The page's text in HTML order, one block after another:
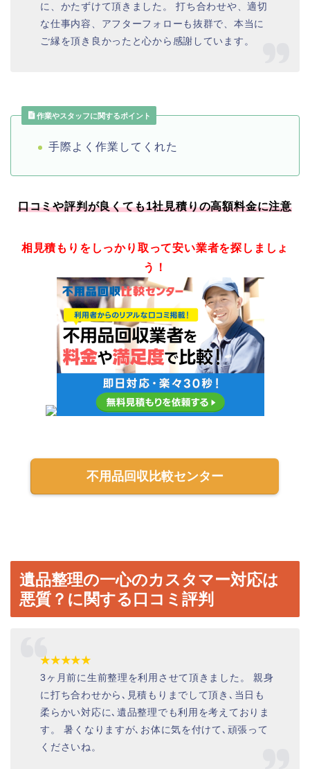
に、かたずけて頂きました。 打ち合わせや、適切
な仕事内容、アフターフォローも抜群で、本当に
ご縁を頂き良かったと心から感謝しています。
作業やスタッフに関するポイント
手際よく作業してくれた
口コミや評判が良くても1社見積りの高額料金に注意
相見積もりをしっかり取って安い業者を探しましょ
う！
不用品回収比較センター
遺品整理の一心のカスタマー対応は
悪質？に関する口コミ評判
★★★★★
3ヶ月前に生前整理を利用させて頂きました。 親身
に打ち合わせから､見積もりまでして頂き､当日も
柔らかい対応に､遺品整理でも利用を考えておりま
す。 暑くなりますが､お体に気を付けて､頑張って
くださいね。